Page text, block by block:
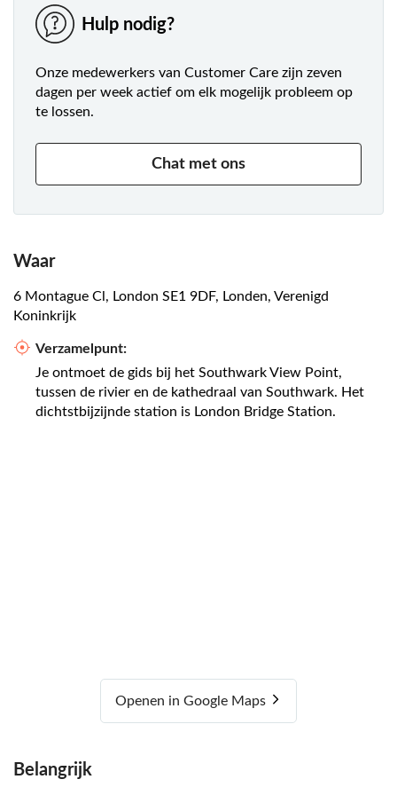
Hulp nodig?
Onze medewerkers van Customer Care zijn zeven
dagen per week actief om elk mogelijk probleem op
te lossen.
Chat met ons
Waar
6 Montague Cl, London SE1 9DF, Londen, Verenigd
Koninkrijk
Verzamelpunt:
Je ontmoet de gids bij het Southwark View Point,
tussen de rivier en de kathedraal van Southwark. Het
dichtstbijzijnde station is London Bridge Station.
Openen in Google Maps
Belangrijk